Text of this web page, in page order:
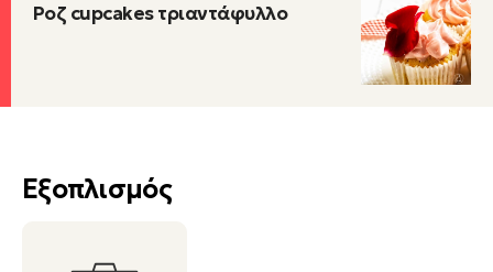
Εξοπλισμός
Ροζ cupcakes τριαντάφυλλο